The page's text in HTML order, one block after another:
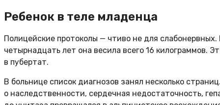
Ребенок в теле младенца
Полицейские протоколы — чтиво не для
четырнадцать лет она весила всего 16 килограммов.
в пубертат.
В больнице список диагнозов занял несколько
о наследственности, сердечная недостаточность,